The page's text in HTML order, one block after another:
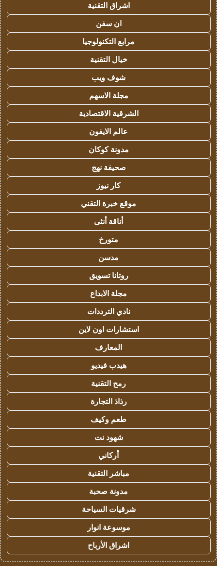
اشراق التقنية
ان سفن
مرابع التكنولوجيا
خيال التقنية
شوف ويب
مجلة الاسهم
الشرقية الاقتصادية
عالم الايفون
مدونة كوكان
صحيفة نهج
كار نيوز
موقع خبرة التقني
أناقة أنثى
متورخ
مدسن
روتانا تسويق
مجلة الابداع
نادي الترددات
استشارات اون لاين
المعارف
هيدب فيديو
رمح التقنية
رذاذ التجارة
طعم وكيف
شهود نت
أركاني
مباشر التقنية
مدونة صحبة
شرقيات السياحة
موسوعة انوار
اشراق الأرباح